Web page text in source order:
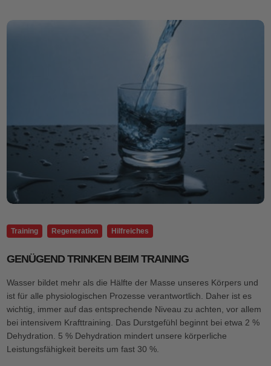
Training Regeneration Hilfreiches
GENÜGEND TRINKEN BEIM TRAINING
Wasser bildet mehr als die Hälfte der Masse unseres Körpers und
ist für alle physiologischen Prozesse verantwortlich. Daher ist es
wichtig, immer auf das entsprechende Niveau zu achten, vor allem
bei intensivem Krafttraining. Das Durstgefühl beginnt bei etwa 2 %
Dehydration. 5 % Dehydration mindert unsere körperliche
Leistungsfähigkeit bereits um fast 30 %.